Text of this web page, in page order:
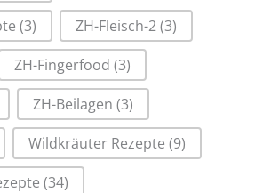
(3) ZH-Fleisch-2(3)
ZH-Fingerfood (3)
ZH-Beilagen (3)
Wildkräuter Rezepte (9)
(34)